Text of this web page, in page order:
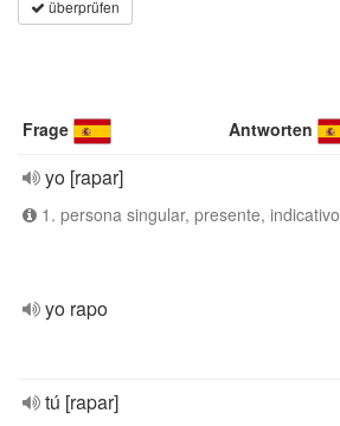
überprüfen
Frage Antworten
yo [rapar]
1. persona singular, presente, indicativo
yo rapo
tú [rapar]